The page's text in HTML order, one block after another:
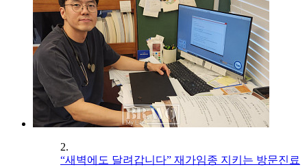
2.
“새벽에도 달려갑니다” 재가임종 지키는 방문진료